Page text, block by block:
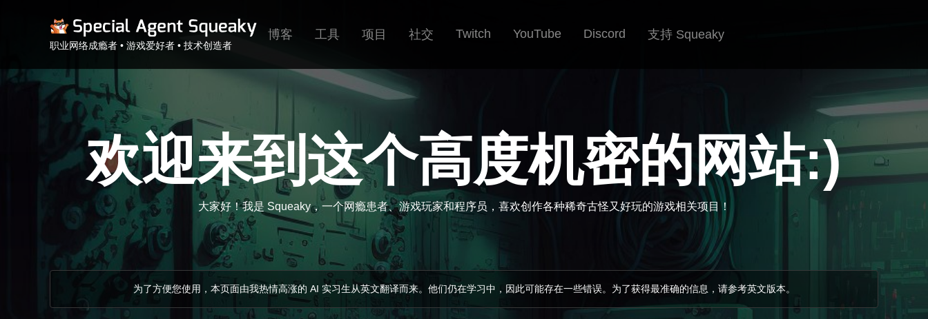
职业网络成瘾者 • 游戏爱好者 • 技术创造者
博客 工具 项目 社交 Twitch YouTube Discord 支持 Squeaky
欢迎来到这个高度机密的网站:)
大家好！我是 Squeaky，一个网瘾患者、游戏玩家和程序员，喜欢创作各种稀奇古怪又好玩的游戏相关项目！
为了方便您使用，本页面由我热情高涨的 AI 实习生从英文翻译而来。他们仍在学习中，因此可能存在一些错误。为了获得最准确的信息，请参考英文版本。